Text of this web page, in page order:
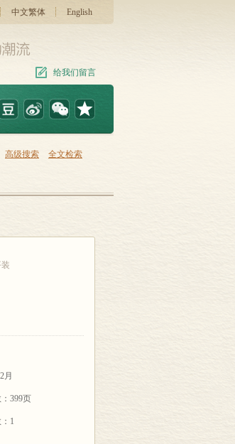
中文繁体 English
给我们留言
高级搜索 全文检索
月
399页
1